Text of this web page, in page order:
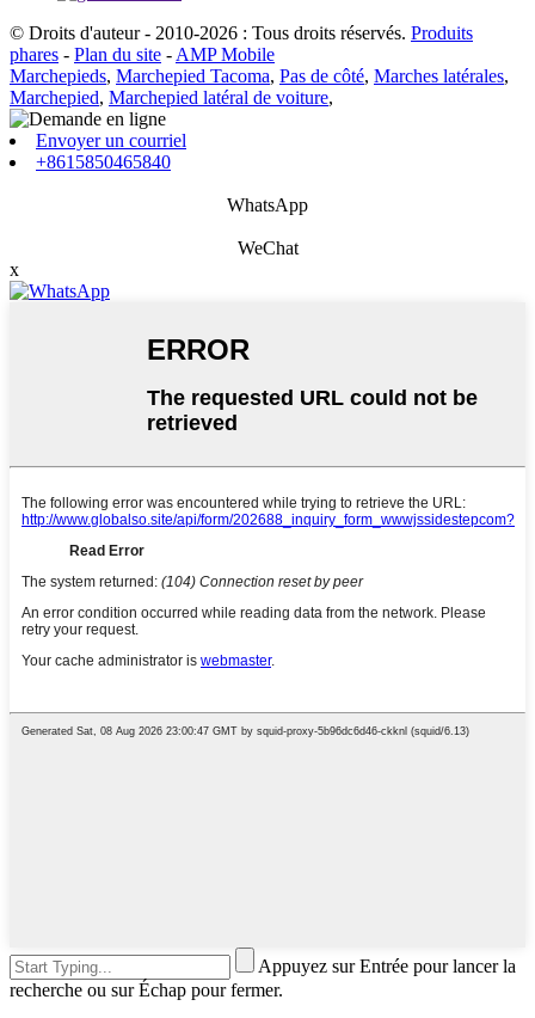
© Droits d'auteur - 2010-2026 : Tous droits réservés. Produits
phares - Plan du site - AMP Mobile
Marchepieds, Marchepied Tacoma, Pas de côté, Marches latérales,
Marchepied, Marchepied latéral de voiture,
Envoyer un courriel
+8615850465840
WhatsApp
WeChat
x
Appuyez sur Entrée pour lancer la
recherche ou sur Échap pour fermer.